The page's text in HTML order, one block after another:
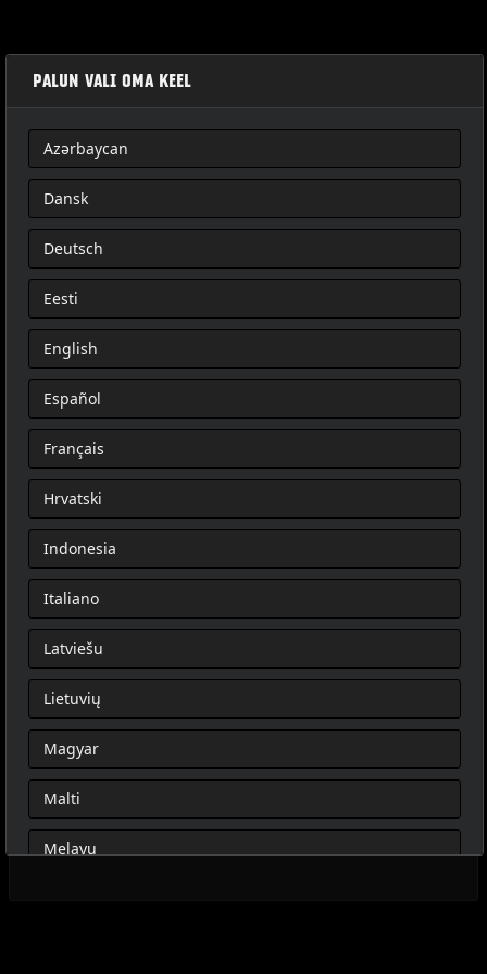
TOURING YOLCU SELESİ
PALUN VALI OMA KEEL
Azərbaycan
Dansk
Deutsch
Eesti
English
Español
Français
Hrvatski
Indonesia
Italiano
Latviešu
Lietuvių
Magyar
Malti
Melayu